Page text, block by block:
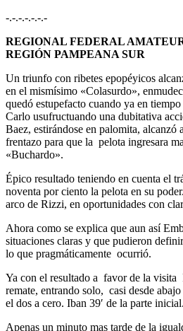
-.-.-.-.-.-.-
REGIONAL FEDERAL
REGIÓN PAMPEANA SUR
Un triunfo con ribetes epopéyicos
en el mismísimo «Colasurdo»,
quedó estupefacto cuando ya en
Carlo usufructuando una dubitativa
Baez, estirándose en palomita, alcanzó
frentazo para que la pelota ingresara
«Buchardo».
Épico resultado teniendo en cuenta el
noventa por ciento la pelota en su
arco de Rizzi, en oportunidades con
Ahora como se explica que aun así
situaciones claras y que pudieron
lo que pragmáticamente ocurrió.
Ya con el resultado a favor de la visita
remate, entrando solo, casi desde
el dos a cero. Iban 39′ de la parte inicial.
Apenas un minuto mas tarde de la